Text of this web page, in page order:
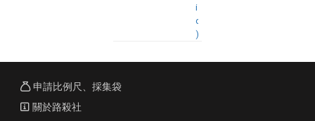
i
d
)
申請比例尺、採集袋
關於路殺社